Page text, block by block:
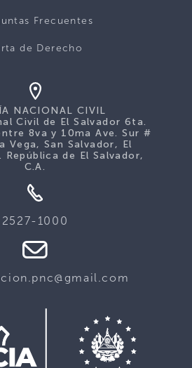
Frecuentes
de Derecho
NACIONAL CIVIL
Civil de El Salvador 6ta.
8va y 10ma Ave. Sur #
Vega, San Salvador, El
República de El Salvador,
C.A.
2527-1000